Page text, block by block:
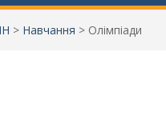
> Навчання > Олімпіади